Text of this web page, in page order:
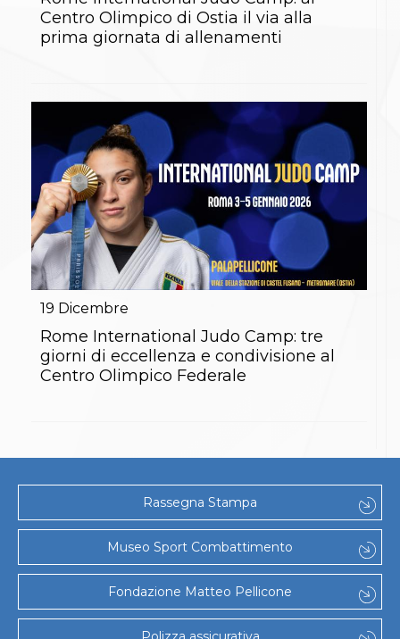
S'istrumpa
News
Calendario Attività
News
Merchandising
Mappa del sito
Cerca
Contatti
News
Cookies Accept
Newsletter
Catalogo formativo
Webinar
Corsi Monotematici
Corsi FIJLKAM-FISDIR
Corsi Preparatore Fisico
Edutraining class - Didattica infantile
Corso dirigenti sportivi
Corso Direttore di Gara
Modulistica
Quesiti fiscali
Sostenibilità
Documenti
Centro Olimpico di Ostia il via alla
prima giornata di allenamenti
19 Dicembre
Rome International Judo Camp: tre
giorni di eccellenza e condivisione al
Centro Olimpico Federale
Rassegna Stampa
Museo Sport Combattimento
Fondazione Matteo Pellicone